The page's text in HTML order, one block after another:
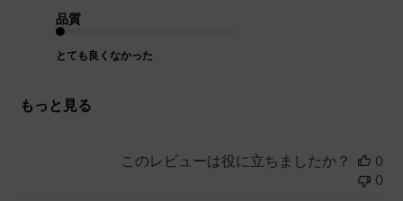
品質
とても良くなかった
もっと見る
このレビューは役に立ちましたか？
0
0